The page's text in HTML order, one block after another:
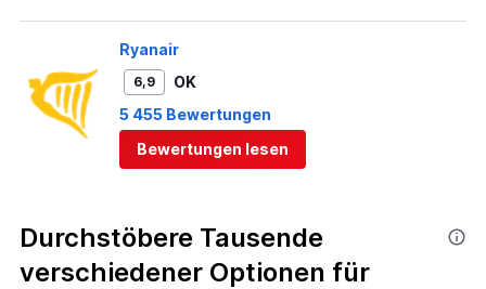
Ryanair
6,9
OK
5 455 Bewertungen
Bewertungen lesen
Durchstöbere Tausende
verschiedener Optionen für